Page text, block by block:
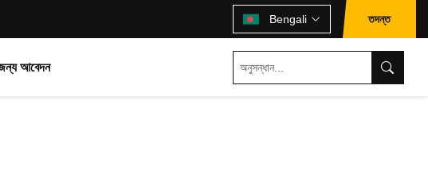
Bengali তদন্ত
আবেদন